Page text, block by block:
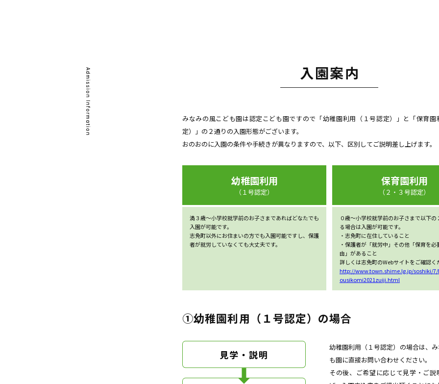
Admission Information 入園案内
みなみの風こども園は認定こども園ですので「幼稚園利用（１号認定）」と「保育園
定）」の２通りの入園形態がございます。
おのおのに入園の条件や手続きが異なりますので、以下、区別してご説明差し上げます。
幼稚園利用
（１号認定）
満３歳〜小学校就学前のお子さまであればどなたでも
入園が可能です。
志免町以外にお住まいの方でも入園可能ですし、保護
者が就労していなくても大丈夫です。
保育園利用
（２・３号認定）
０歳〜小学校就学前のお子さまで以下の
る場合は入園が可能です。
・志免町に在住していること
・保護者が「就労中」その他「保育を必
由」があること
詳しくは志免町のWebサイトをご確認く
http://www.town.shime.lg.jp/soshiki/
ousikomi2021zuiji.html
①幼稚園利用（１号認定）の場合
幼稚園利用（１号認定）の場合は、
も園に直接お問い合わせください。
その後、ご希望に応じて見学・ご説